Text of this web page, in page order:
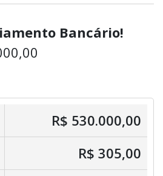
Bancário!
R$ 530.000,00
R$ 305,00